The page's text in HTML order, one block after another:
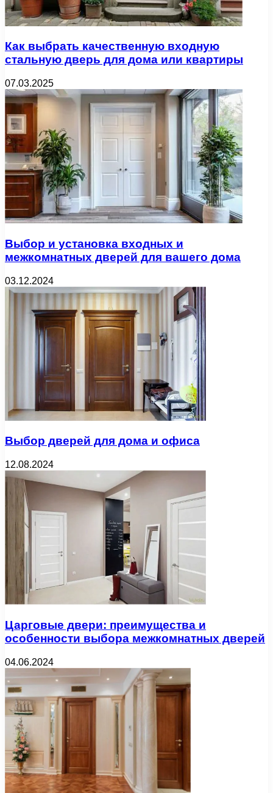
Как выбрать качественную входную
стальную дверь для дома или квартиры
07.03.2025
Выбор и установка входных и
межкомнатных дверей для вашего дома
03.12.2024
Выбор дверей для дома и офиса
12.08.2024
Царговые двери: преимущества и
особенности выбора межкомнатных дверей
04.06.2024